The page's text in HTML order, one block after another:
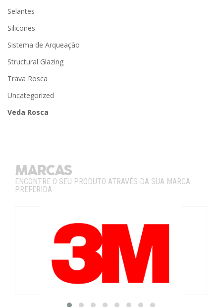
Selantes
Silicones
Sistema de Arqueação
Structural Glazing
Trava Rosca
Uncategorized
Veda Rosca
MARCAS
ENCONTRE O SEU PRODUTO ATRAVÉS DA SUA MARCA
PREFERIDA